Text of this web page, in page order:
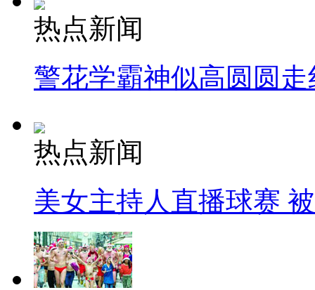
热点新闻
警花学霸神似高圆圆走
热点新闻
美女主持人直播球赛